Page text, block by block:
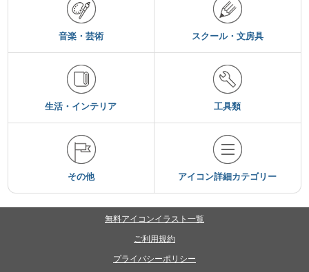
音楽・芸術 スクール・文房具
生活・インテリア 工具類
その他 アイコン詳細カテゴリー
無料アイコンイラスト一覧
ご利用規約
プライバシーポリシー